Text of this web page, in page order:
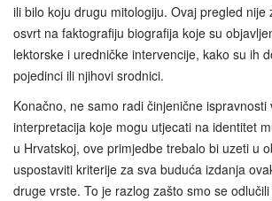
ili bilo koju drugu mitologiju. Ovaj pregled nije
osvrt na faktografiju biografija koje su
lektorske i uredničke intervencije, kako su ih
pojedinci ili njihovi srodnici.
Konačno, ne samo radi činjenične ispravnosti
interpretacija koje mogu utjecati na identitet
u Hrvatskoj, ove primjedbe trebalo bi uzeti u
uspostaviti kriterije za sva buduća izdanja
druge vrste. To je razlog zašto smo se